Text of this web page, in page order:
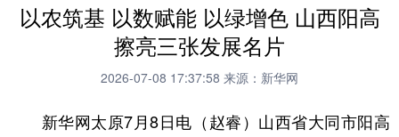
学习进行时 高层 时政 人事
财经 网评
全球连线
科技 科创 量子 体育
以农筑基 以数赋能 以绿增色 山西阳高
擦亮三张发展名片
2026-07-08 17:37:58 来源：新华网
新华网太原7月8日电（赵睿）山西省大同市阳高